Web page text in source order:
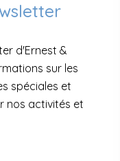
d'Ernest &
sur les
spéciales et
nos activités et